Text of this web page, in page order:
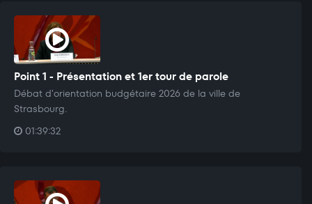
Point 1 - Présentation et 1er tour de parole
Débat d'orientation budgétaire 2026 de la ville de
Strasbourg.
01:39:32